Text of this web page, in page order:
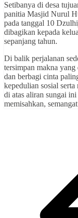
Setibanya di desa
panitia Masjid Nurul
pada tanggal 10
dibagikan kepada
sepanjang tahun.
Di balik perjalanan
tersimpan makna
dan berbagi cinta
kepedulian sosial
di atas aliran sungai
memisahkan,